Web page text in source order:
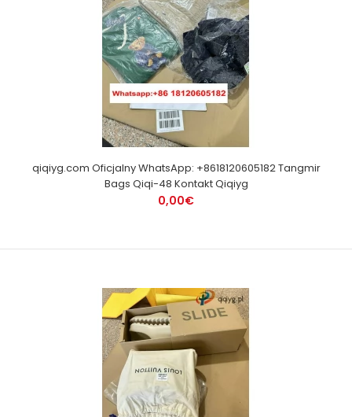
qiqiyg.com Oficjalny WhatsApp: +8618120605182 Tangmir
Bags Qiqi-48 Kontakt Qiqiyg
0,00€